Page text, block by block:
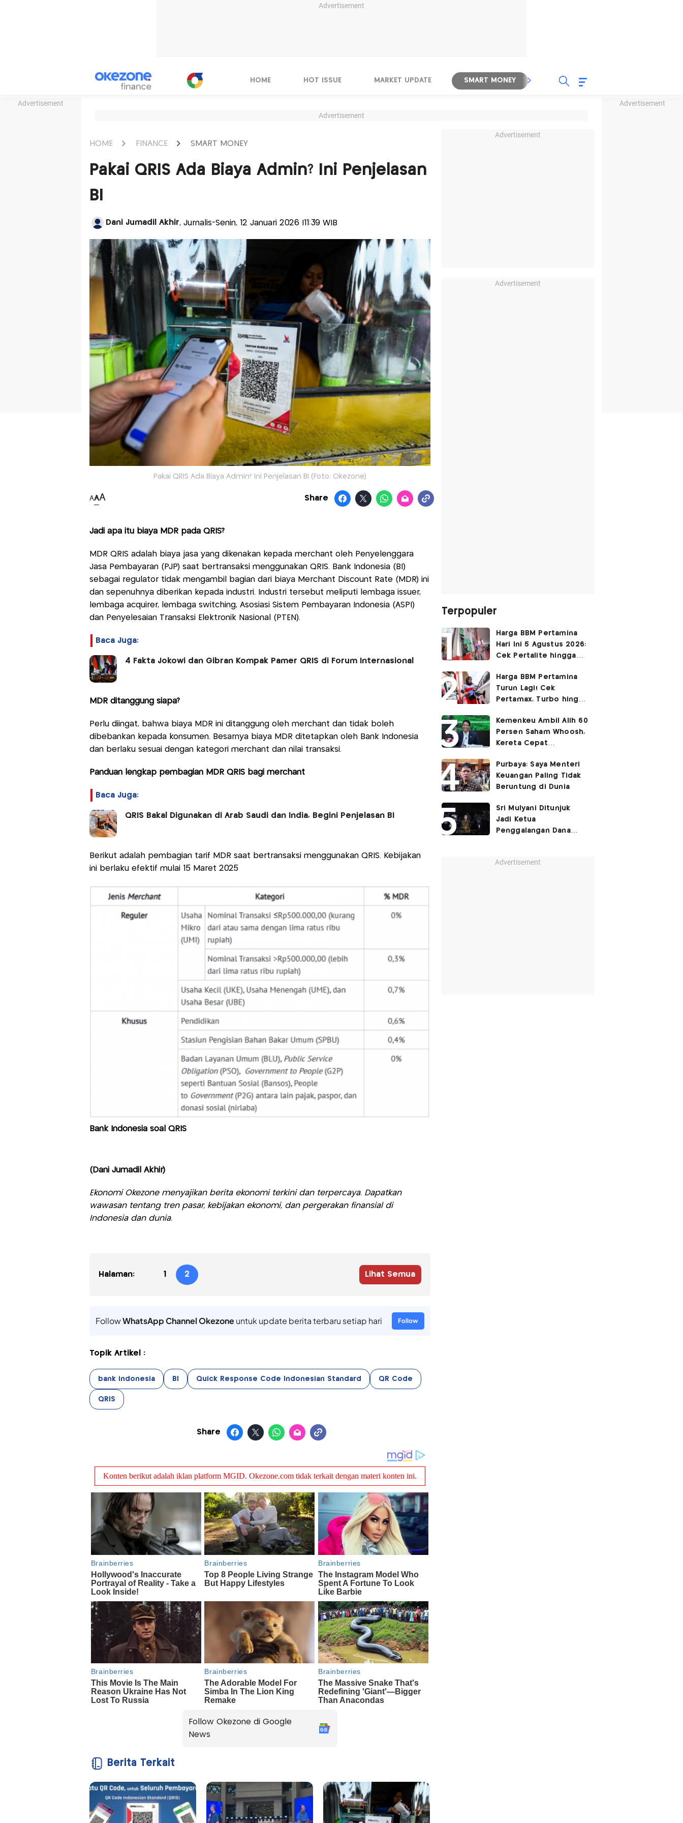
Advertisement
Advertisement Advertisement
HOME HOT ISSUE MARKET UPDATE SMART MONEY INSPIRASI BISNIS
Advertisement
HOME FINANCE SMART MONEY
Pakai QRIS Ada Biaya Admin? Ini Penjelasan
BI
Dani Jumadil Akhir, Jurnalis-Senin, 12 Januari 2026 |11:39 WIB
Pakai QRIS Ada Biaya Admin? Ini Penjelasan BI (Foto: Okezone)
AAA Share
Jadi apa itu biaya MDR pada QRIS?
MDR QRIS adalah biaya jasa yang dikenakan kepada merchant oleh Penyelenggara
Jasa Pembayaran (PJP) saat bertransaksi menggunakan QRIS. Bank Indonesia (BI)
sebagai regulator tidak mengambil bagian dari biaya Merchant Discount Rate (MDR) ini
dan sepenuhnya diberikan kepada industri. Industri tersebut meliputi lembaga issuer,
lembaga acquirer, lembaga switching, Asosiasi Sistem Pembayaran Indonesia (ASPI)
dan Penyelesaian Transaksi Elektronik Nasional (PTEN).
Baca Juga:
4 Fakta Jokowi dan Gibran Kompak Pamer QRIS di Forum Internasional
MDR ditanggung siapa?
Perlu diingat, bahwa biaya MDR ini ditanggung oleh merchant dan tidak boleh
dibebankan kepada konsumen. Besarnya biaya MDR ditetapkan oleh Bank Indonesia
dan berlaku sesuai dengan kategori merchant dan nilai transaksi.
Panduan lengkap pembagian MDR QRIS bagi merchant
Baca Juga:
QRIS Bakal Digunakan di Arab Saudi dan India, Begini Penjelasan BI
Berikut adalah pembagian tarif MDR saat bertransaksi menggunakan QRIS. Kebijakan
ini berlaku efektif mulai 15 Maret 2025
Bank Indonesia soal QRIS
(Dani Jumadil Akhir)
Ekonomi Okezone menyajikan berita ekonomi terkini dan terpercaya. Dapatkan
wawasan tentang tren pasar, kebijakan ekonomi, dan pergerakan finansial di
Indonesia dan dunia.
Halaman: 1 2 Lihat Semua
FollowWhatsApp Channel Okezoneuntuk update berita terbaru setiap hari Follow
Topik Artikel :
bank indonesia BI Quick Response Code Indonesian Standard QR Code
QRIS
Share
Follow Okezone di Google
News
Berita Terkait
Advertisement
Advertisement
Terpopuler
Harga BBM Pertamina
Hari Ini 5 Agustus 2026:
Cek Pertalite hingga
Turun
Harga BBM Pertamina
Turun Lagi! Cek
Pertamax, Turbo hingga
Agustus 2026
Kemenkeu Ambil Alih 60
Persen Saham Whoosh,
Kereta Cepat
Surabaya
Purbaya: Saya Menteri
Keuangan Paling Tidak
Beruntung di Dunia
Sri Mulyani Ditunjuk
Jadi Ketua
Penggalangan Dana
Advertisement